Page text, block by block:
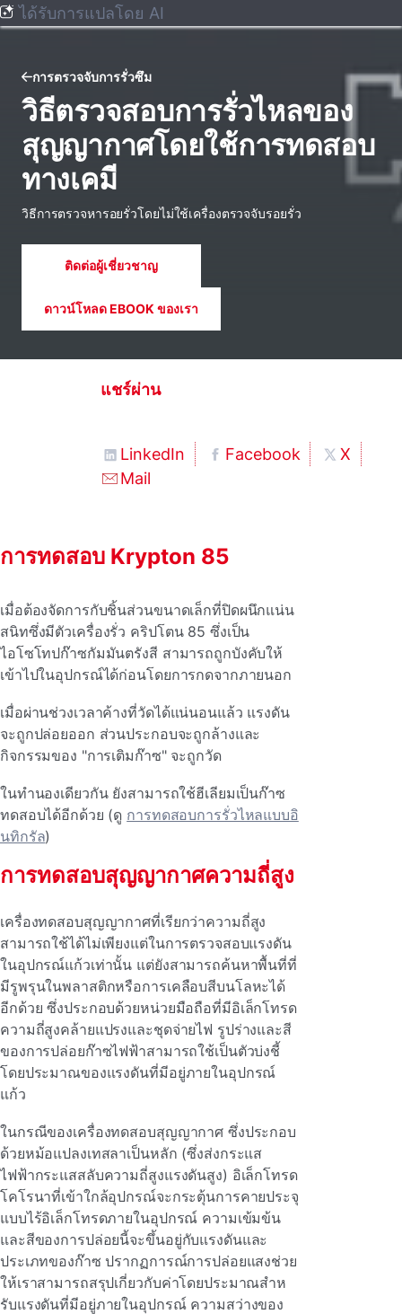
ได้รับการแปลโดย AI
การตรวจจับการรั่วซึม
วิธีตรวจสอบการรั่วไหลของ
สุญญากาศโดยใช้การทดสอบ
ทางเคมี
วิธีการตรวจหารอยรั่วโดยไม่ใช้เครื่องตรวจจับรอยรั่ว
ติดต่อผู้เชี่ยวชาญ
ดาวน์โหลด EBOOK ของเรา
แชร์ผ่าน
LinkedIn Facebook
X
Mail
การทดสอบ Krypton 85
เมื่อต้องจัดการกับชิ้นส่วนขนาดเล็กที่ปิดผนึกแน่น
สนิทซึ่งมีตัวเครื่องรั่ว คริปโตน 85 ซึ่งเป็น
ไอโซโทปก๊าซกัมมันตรังสี สามารถถูกบังคับให้
เข้าไปในอุปกรณ์ได้ก่อนโดยการกดจากภายนอก
เมื่อผ่านช่วงเวลาค้างที่วัดได้แน่นอนแล้ว แรงดัน
จะถูกปล่อยออก ส่วนประกอบจะถูกล้างและ
กิจกรรมของ "การเติมก๊าซ" จะถูกวัด
ในทํานองเดียวกัน ยังสามารถใช้ฮีเลียมเป็นก๊าซ
ทดสอบได้อีกด้วย (ดู การทดสอบการรั่วไหลแบบอิ
นทิกรัล)
การทดสอบสุญญากาศความถี่สูง
เครื่องทดสอบสุญญากาศที่เรียกว่าความถี่สูง
สามารถใช้ได้ไม่เพียงแต่ในการตรวจสอบแรงดัน
ในอุปกรณ์แก้วเท่านั้น แต่ยังสามารถค้นหาพื้นที่ที่
มีรูพรุนในพลาสติกหรือการเคลือบสีบนโลหะได้
อีกด้วย ซึ่งประกอบด้วยหน่วยมือถือที่มีอิเล็กโทรด
ความถี่สูงคล้ายแปรงและชุดจ่ายไฟ รูปร่างและสี
ของการปล่อยก๊าซไฟฟ้าสามารถใช้เป็นตัวบ่งชี้
โดยประมาณของแรงดันที่มีอยู่ภายในอุปกรณ์
แก้ว
ในกรณีของเครื่องทดสอบสุญญากาศ ซึ่งประกอบ
ด้วยหม้อแปลงเทสลาเป็นหลัก (ซึ่งส่งกระแส
ไฟฟ้ากระแสสลับความถี่สูงแรงดันสูง) อิเล็กโทรด
โคโรนาที่เข้าใกล้อุปกรณ์จะกระตุ้นการคายประจุ
แบบไร้อิเล็กโทรดภายในอุปกรณ์ ความเข้มข้น
และสีของการปล่อยนี้จะขึ้นอยู่กับแรงดันและ
ประเภทของก๊าซ ปรากฏการณ์การปล่อยแสงช่วย
ให้เราสามารถสรุปเกี่ยวกับค่าโดยประมาณสําห
รับแรงดันที่มีอยู่ภายในอุปกรณ์ ความสว่างของ